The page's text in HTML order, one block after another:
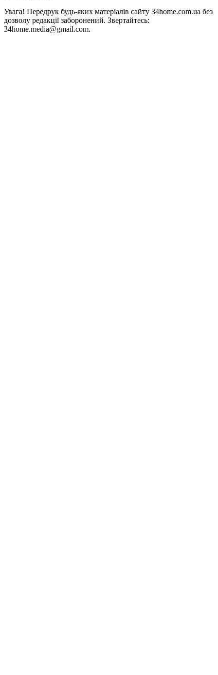
Увага! Передрук будь-яких матеріалів сайту 34home.com.ua без
дозволу редакції заборонений. Звертайтесь:
34home.media@gmail.com.